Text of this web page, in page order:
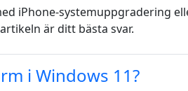
iPhone-systemuppgradering
är ditt bästa svar.
i Windows 11?